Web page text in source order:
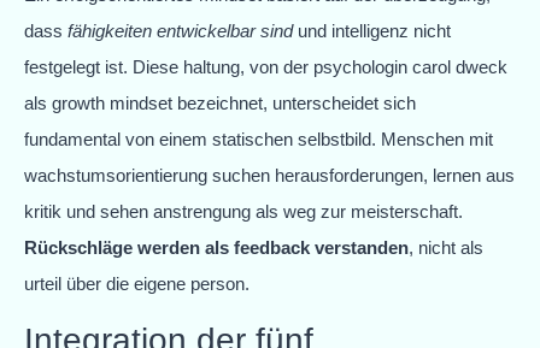
dass fähigkeiten entwickelbar sindund intelligenz nicht
festgelegt ist. Diese haltung, von der psychologin carol dweck
als growth mindset bezeichnet, unterscheidet sich
fundamental von einem statischen selbstbild. Menschen mit
wachstumsorientierung suchen herausforderungen, lernen aus
kritik und sehen anstrengung als weg zur meisterschaft.
Rückschläge werden als feedback verstanden, nicht als
urteil über die eigene person.
Integration der fünf